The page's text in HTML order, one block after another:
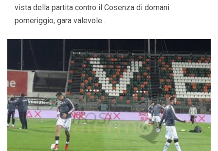
vista della partita contro il Cosenza di domani
pomeriggio, gara valevole...